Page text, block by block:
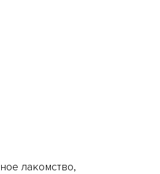
лакомство,